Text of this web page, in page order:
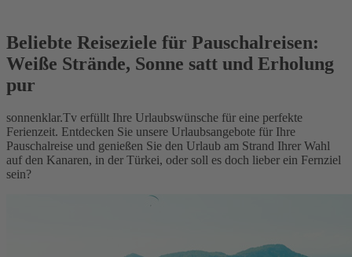
Beliebte Reiseziele für Pauschalreisen:
Weiße Strände, Sonne satt und Erholung
pur
sonnenklar.Tv erfüllt Ihre Urlaubswünsche für eine perfekte
Ferienzeit. Entdecken Sie unsere Urlaubsangebote für Ihre
Pauschalreise und genießen Sie den Urlaub am Strand Ihrer Wahl
auf den Kanaren, in der Türkei, oder soll es doch lieber ein Fernziel
sein?